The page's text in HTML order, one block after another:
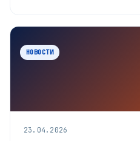
НОВОСТИ
23.04.2026